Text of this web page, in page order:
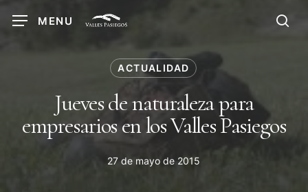
MENU
ACTUALIDAD
Jueves de naturaleza para
empresarios en los Valles Pasiegos
27 de mayo de 2015